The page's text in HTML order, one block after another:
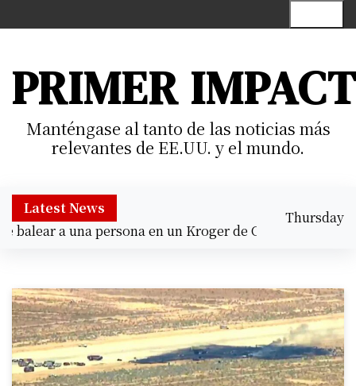
k
PRIMER
Manténgase al tanto de las noticias más
relevantes de EE.UU. y el mundo.
Latest News
a una persona en un Kroger de Cypress |
Prisión
Thursday